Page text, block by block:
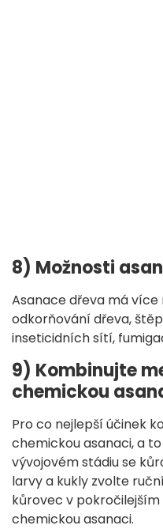
8) Možnosti
Asanace dřeva má
odkorňování dřeva,
inseticidních sítí,
9) Kombinujte
chemickou
Pro co nejlepší účinek
chemickou asanaci, a
vývojovém stádiu se
larvy a kukly zvolte
kůrovec v
chemickou asanaci.